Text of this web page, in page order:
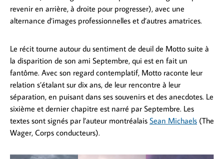
revenir en arrière, à droite pour progresser), avec une
alternance d’images professionnelles et d’autres amatrices.
Le récit tourne autour du sentiment de deuil de Motto suite à
la disparition de son ami Septembre, qui est en fait un
fantôme. Avec son regard contemplatif, Motto raconte leur
relation s’étalant sur dix ans, de leur rencontre à leur
séparation, en puisant dans ses souvenirs et des anecdotes. Le
sixième et dernier chapitre est narré par Septembre. Les
textes sont signés par l’auteur montréalais Sean Michaels (The
Wager, Corps conducteurs).